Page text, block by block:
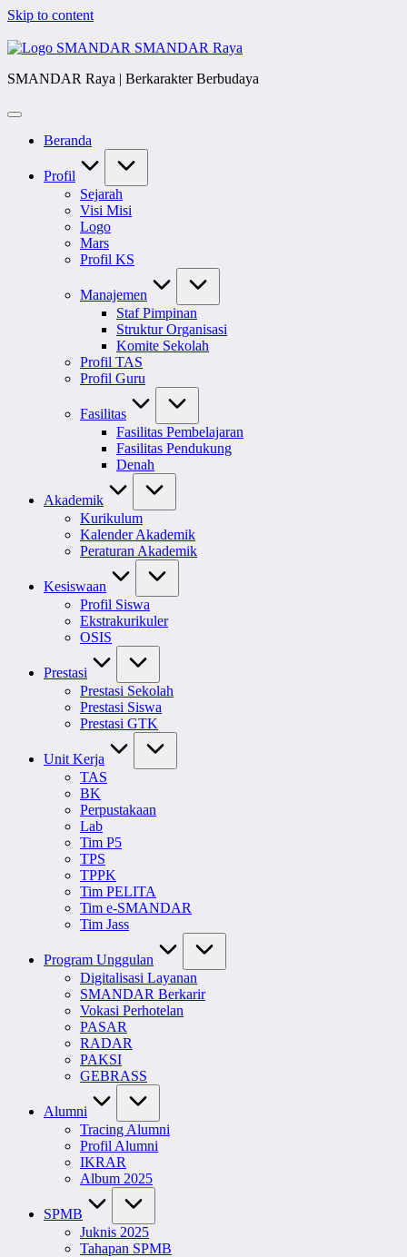
Skip to content
SMANDAR Raya
SMANDAR Raya | Berkarakter Berbudaya
Beranda
Profil
Sejarah
Visi Misi
Logo
Mars
Profil KS
Manajemen
Staf Pimpinan
Struktur Organisasi
Komite Sekolah
Profil TAS
Profil Guru
Fasilitas
Fasilitas Pembelajaran
Fasilitas Pendukung
Denah
Akademik
Kurikulum
Kalender Akademik
Peraturan Akademik
Kesiswaan
Profil Siswa
Ekstrakurikuler
OSIS
Prestasi
Prestasi Sekolah
Prestasi Siswa
Prestasi GTK
Unit Kerja
TAS
BK
Perpustakaan
Lab
Tim P5
TPS
TPPK
Tim PELITA
Tim e-SMANDAR
Tim Jass
Program Unggulan
Digitalisasi Layanan
SMANDAR Berkarir
Vokasi Perhotelan
PASAR
RADAR
PAKSI
GEBRASS
Alumni
Tracing Alumni
Profil Alumni
IKRAR
Album 2025
SPMB
Juknis 2025
Tahapan SPMB